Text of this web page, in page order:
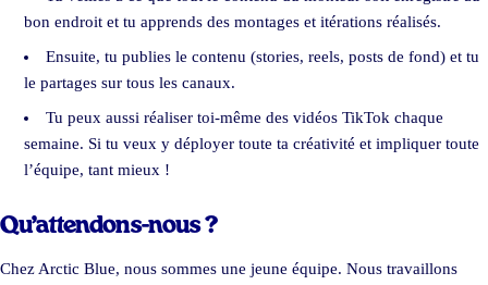
bon endroit et tu apprends des montages et itérations réalisés.
Ensuite, tu publies le contenu (stories, reels, posts de fond) et tu
le partages sur tous les canaux.
Tu peux aussi réaliser toi-même des vidéos TikTok chaque
semaine. Si tu veux y déployer toute ta créativité et impliquer toute
l’équipe, tant mieux !
Qu’attendons-nous ?
Chez Arctic Blue, nous sommes une jeune équipe. Nous travaillons